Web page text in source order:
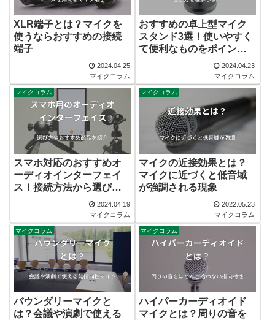
XLR端子とは？マイクを
使うならおすすめの接続
端子
2024.04.25
マイクコラム
おすすめの卓上型マイク
スタンド3選！使いやすく
て便利なものをポイント
2024.04.23
マイクコラム
マイクコラム
スマホ対応のおすすめオ
ーディオインターフェイ
ス！接続方法から選び方
2024.04.19
マイクコラム
マイクコラム
マイクの近接効果とは？
マイクに近づくと低音域
が強調される現象
2022.05.23
マイクコラム
マイクコラム
バウンダリーマイクと
は？会議や演劇で使える
マイクコラム
ハイパーカーディオイド
マイクとは？周りの音を